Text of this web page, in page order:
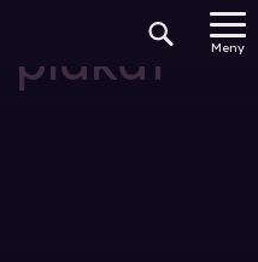
Meny
plakat